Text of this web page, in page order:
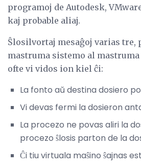
programoj de Autodesk,
kaj probable aliaj.
Ŝlosilvortaj mesaĝoj varias tre,
mastruma sistemo al
ofte vi vidos ion kiel ĉi:
La fonto aŭ destina dosiero
Vi devas fermi la dosieron
La procezo ne povas aliri la
procezo ŝlosis parton de la
Ĉi tiu virtuala maŝino ŝajnas